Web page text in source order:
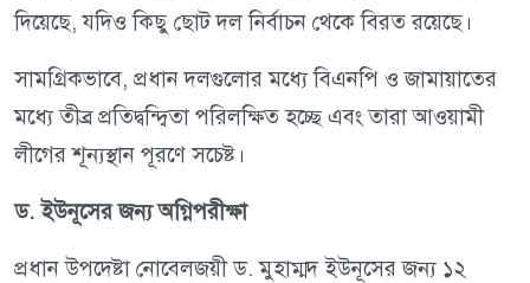
দিয়েছে, যদিও কিছু ছোট দল নির্বাচন থেকে বিরত রয়েছে।
সামগ্রিকভাবে, প্রধান দলগুলোর মধ্যে বিএনপি ও জামায়াতের
মধ্যে তীব্র প্রতিদ্বন্দ্বিতা পরিলক্ষিত হচ্ছে এবং তারা আওয়ামী
লীগের শূন্যস্থান পূরণে সচেষ্ট।
ড. ইউনূসের জন্য অগ্নিপরীক্ষা
প্রধান উপদেষ্টা নোবেলজয়ী ড. মুহাম্মদ ইউনূসের জন্য ১২